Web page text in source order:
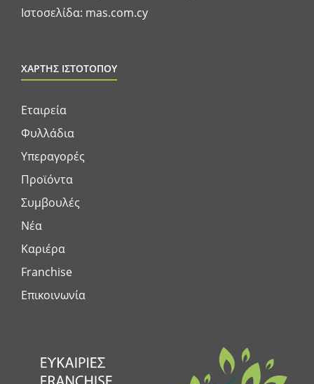
Ιστοσελίδα: mas.com.cy
ΧΑΡΤΗΣ ΙΣΤΟΤΟΠΟΥ
Εταιρεία
Φυλλάδια
Υπεραγορές
Προϊόντα
Συμβουλές
Νέα
Καριέρα
Franchise
Επικοινωνία